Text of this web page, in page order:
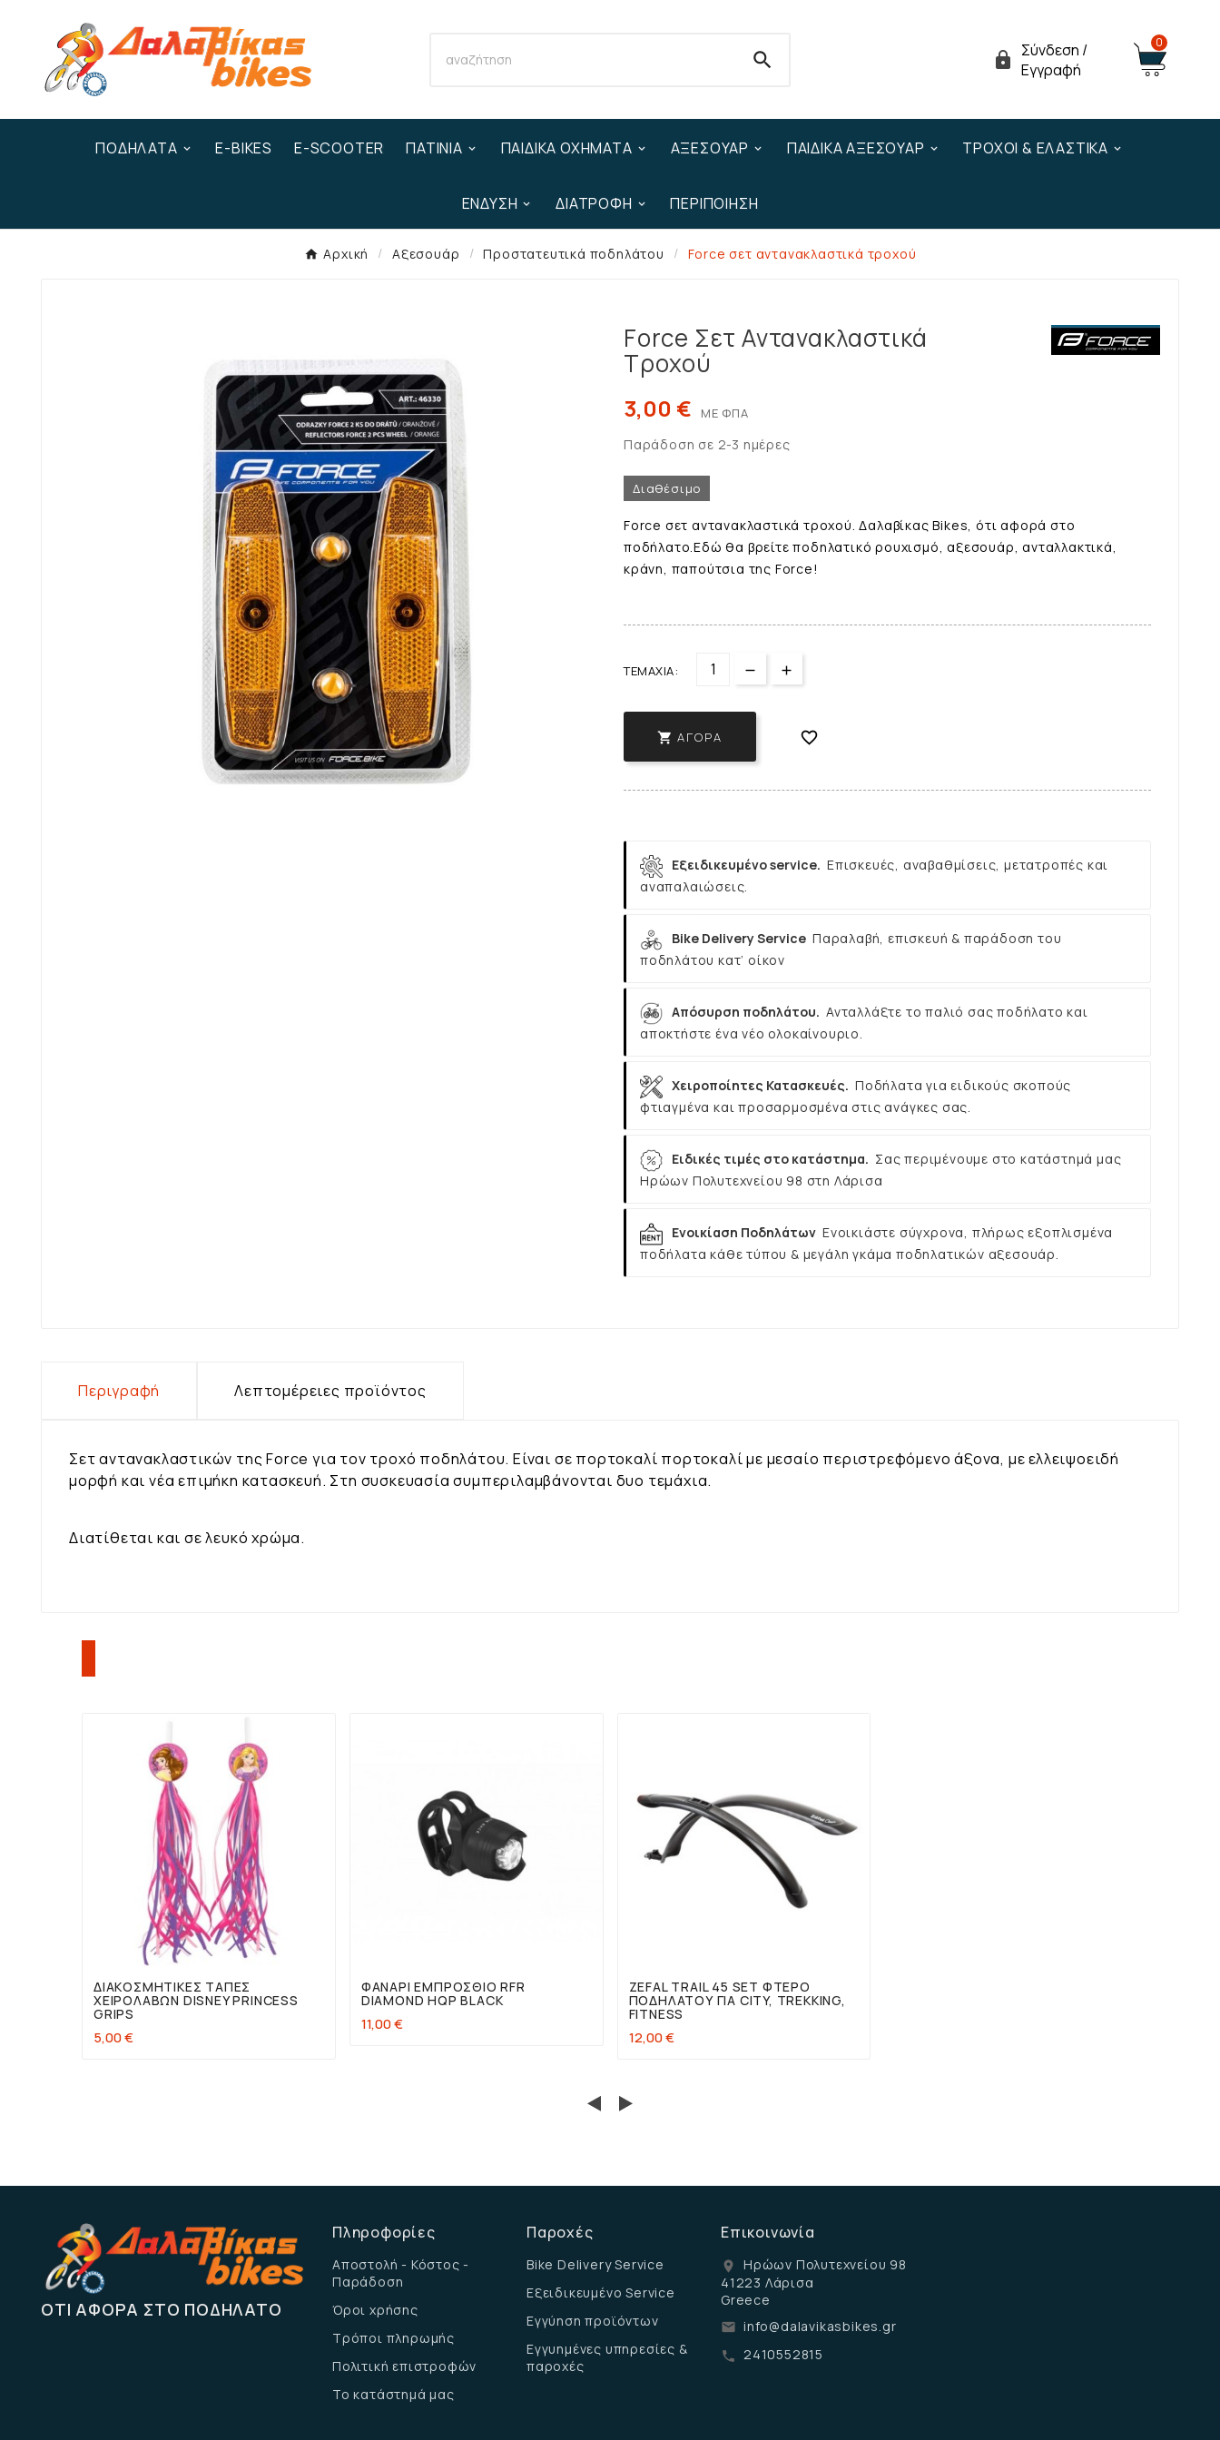
  Σύνδεση /
Εγγραφή
0
ΠΟΔΉΛΑΤΑ E-BIKES E-SCOOTER ΠΑΤΊΝΙΑ ΠΑΙΔΙΚΆ ΟΧΉΜΑΤΑ ΑΞΕΣΟΥΆΡ ΠΑΙΔΙΚΆ ΑΞΕΣΟΥΆΡ ΤΡΟΧΟΊ & ΕΛΑΣΤΙΚΆ
ΈΝΔΥΣΗ ΔΙΑΤΡΟΦΉ ΠΕΡΙΠΟΊΗΣΗ
Αρχική Αξεσουάρ Προστατευτικά ποδηλάτου Force σετ αντανακλαστικά τροχού
Force Σετ Αντανακλαστικά
Τροχού
3,00 € ΜΕ ΦΠΑ
Παράδοση σε 2-3 ημέρες
Διαθέσιμο
Force σετ αντανακλαστικά τροχού. Δαλαβίκας Bikes, ότι αφορά στο
ποδήλατο.Εδώ θα βρείτε ποδηλατικό ρουχισμό, αξεσουάρ, ανταλλακτικά,
κράνη, παπούτσια της Force!
ΤΕΜΆΧΙΑ:
 ΑΓΟΡΆ 
Εξειδικευμένο service. Επισκευές, αναβαθμίσεις, μετατροπές και
αναπαλαιώσεις.
Bike Delivery Service Παραλαβή, επισκευή & παράδοση του
ποδηλάτου κατ’ οίκον
Απόσυρση ποδηλάτου. Ανταλλάξτε το παλιό σας ποδήλατο και
αποκτήστε ένα νέο ολοκαίνουριο.
Χειροποίητες Κατασκευές. Ποδήλατα για ειδικούς σκοπούς
φτιαγμένα και προσαρμοσμένα στις ανάγκες σας.
Ειδικές τιμές στο κατάστημα. Σας περιμένουμε στο κατάστημά μας
Ηρώων Πολυτεχνείου 98 στη Λάρισα
Ενοικίαση Ποδηλάτων Ενοικιάστε σύγχρονα, πλήρως εξοπλισμένα
ποδήλατα κάθε τύπου & μεγάλη γκάμα ποδηλατικών αξεσουάρ.
Περιγραφή Λεπτομέρειες προϊόντος
Σετ αντανακλαστικών της Force για τον τροχό ποδηλάτου. Είναι σε πορτοκαλί πορτοκαλί με μεσαίο περιστρεφόμενο άξονα, με ελλειψοειδή
μορφή και νέα επιμήκη κατασκευή. Στη συσκευασία συμπεριλαμβάνονται δυο τεμάχια.
Διατίθεται και σε λευκό χρώμα.
 
ΔΙΑΚΟΣΜΗΤΙΚΈΣ ΤΆΠΕΣ
ΧΕΙΡΟΛΑΒΏΝ DISNEY PRINCESS
GRIPS
5,00 €
ΦΑΝΆΡΙ ΕΜΠΡΌΣΘΙΟ RFR
DIAMOND HQP BLACK
11,00 €
ZEFAL TRAIL 45 SET ΦΤΕΡΌ
ΠΟΔΗΛΆΤΟΥ ΓΙΑ CITY, TREKKING,
FITNESS
12,00 €
ΌΤΙ ΑΦΟΡΆ ΣΤΟ ΠΟΔΉΛΑΤΟ
Πληροφορίες
Αποστολή - Κόστος -
Παράδοση
Όροι χρήσης
Τρόποι πληρωμής
Πολιτική επιστροφών
Το κατάστημά μας
Παροχές
Bike Delivery Service
Εξειδικευμένο Service
Εγγύηση προϊόντων
Εγγυημένες υπηρεσίες &
παροχές
Επικοινωνία
location_on
Ηρώων Πολυτεχνείου 98
41223 Λάρισα
Greece
email info@dalavikasbikes.gr
call 2410552815